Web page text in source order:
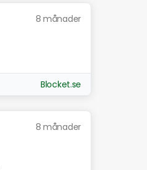
8 månader
Blocket.se
8 månader